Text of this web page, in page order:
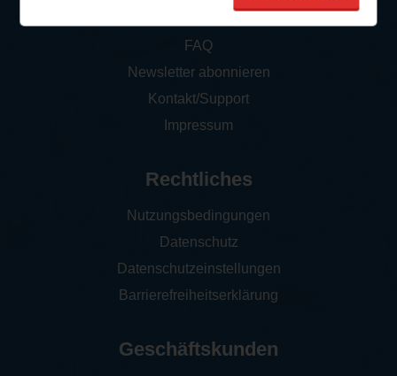
FAQ
Newsletter abonnieren
Kontakt/Support
Impressum
Rechtliches
Nutzungsbedingungen
Datenschutz
Datenschutzeinstellungen
Barrierefreiheitserklärung
Geschäftskunden